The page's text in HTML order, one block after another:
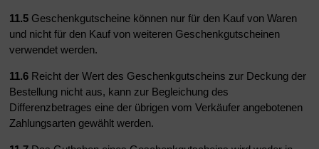
11.5 Geschenkgutscheine können nur für den Kauf von Waren
und nicht für den Kauf von weiteren Geschenkgutscheinen
verwendet werden.
11.6 Reicht der Wert des Geschenkgutscheins zur Deckung der
Bestellung nicht aus, kann zur Begleichung des
Differenzbetrages eine der übrigen vom Verkäufer angebotenen
Zahlungsarten gewählt werden.